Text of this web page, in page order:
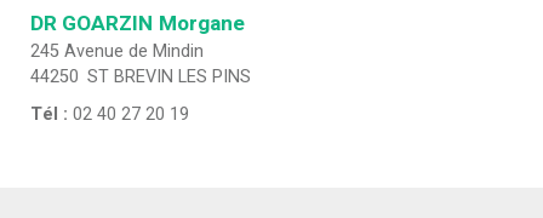
DR GOARZIN Morgane
245 Avenue de Mindin
44250 ST BREVIN LES PINS
Tél : 02 40 27 20 19